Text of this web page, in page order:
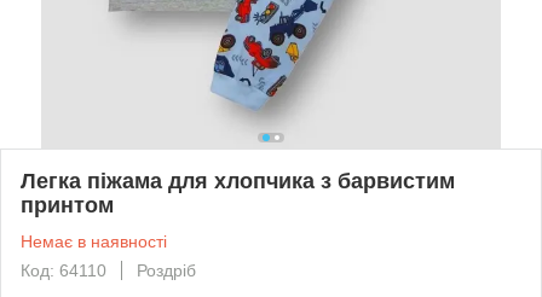
Легка піжама для хлопчика з барвистим
принтом
Немає в наявності
Код: 64110
Роздріб